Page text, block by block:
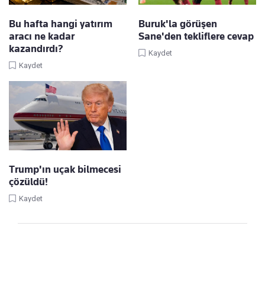
Bu hafta hangi yatırım
aracı ne kadar
kazandırdı?
Kaydet
Buruk'la görüşen
Sane'den tekliflere cevap
Kaydet
Trump'ın uçak bilmecesi
çözüldü!
Kaydet